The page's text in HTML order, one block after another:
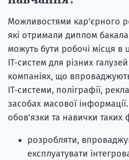
Можливостями кар'єрного
які отримали диплом
можуть бути робочі місця в
IT-систем для різних
компаніях, що
IT-системи, поліграфії,
засобах масової
обов'язки та навички таких
розробляти,
експлуатувати